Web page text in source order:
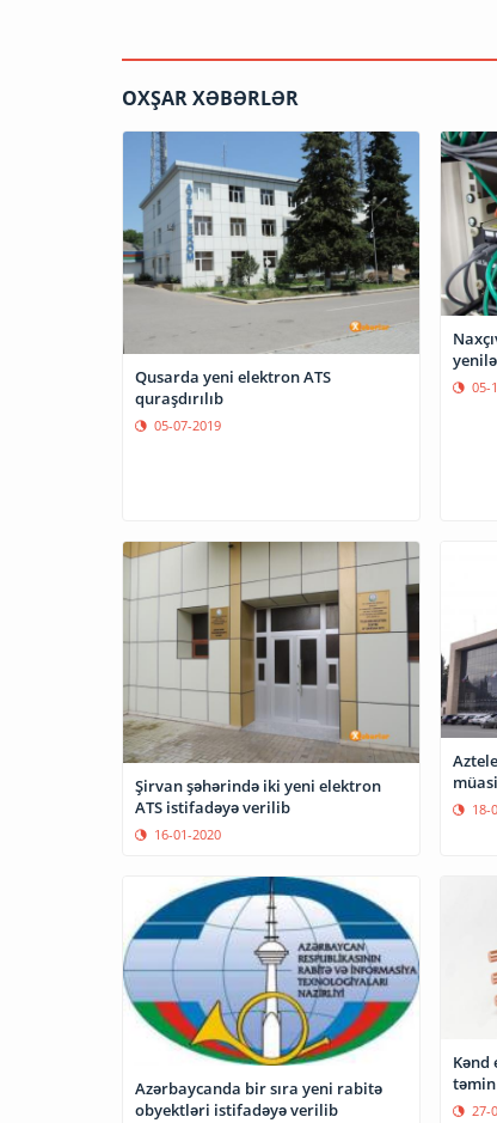
OXŞAR XƏBƏRLƏR
Qusarda yeni elektron ATS
quraşdırılıb
05-07-2019
05-
Şirvan şəhərində iki yeni elektron
ATS istifadəyə verilib
16-01-2020
18-
Azərbaycanda bir sıra yeni rabitə
obyektləri istifadəyə verilib
Kənd
27-